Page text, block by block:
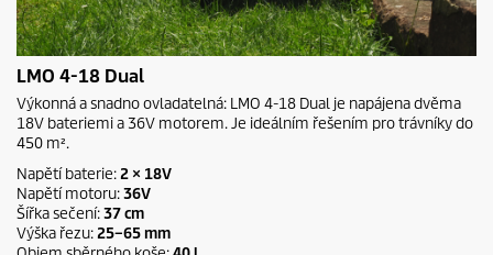
s
e
c
o
n
d
s
o
f
0
LMO 4-18 Dual
Výkonná a snadno ovladatelná: LMO 4-18 Dual je napájena dvěma
18V bateriemi a 36V motorem. Je ideálním řešením pro trávníky do
450 m².
Napětí baterie:2 × 18V
Napětí motoru:36V
Šířka sečení:37 cm
Výška řezu:25–65 mm